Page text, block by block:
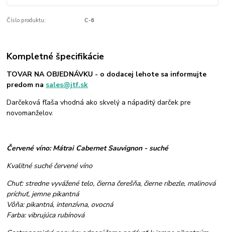
Číslo produktu: C-6
Kompletné špecifikácie
TOVAR NA OBJEDNÁVKU - o dodacej lehote sa informujte
predom na sales@jtf.sk
Darčeková fľaša vhodná ako skvelý a nápaditý darček pre
novomanželov.
Červené víno: Mátrai Cabernet Sauvignon - suché
Kvalitné suché červené víno
Chuť: stredne vyvážené telo, čierna čerešňa, čierne ríbezle, malinová
príchuť, jemne pikantná
Vôňa: pikantná, intenzívna, ovocná
Farba: vibrujúca rubínová